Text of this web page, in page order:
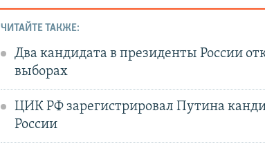
ЧИТАЙТЕ ТАКЖЕ:
Два кандидата в президенты России
выборах
ЦИК РФ зарегистрировал Путина
России